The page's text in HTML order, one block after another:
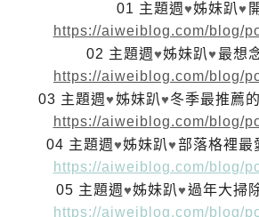
01 主題週♥姊妹趴♥
https://aiweiblog.com/blog/
02 主題週♥姊妹趴♥ 最想
https://aiweiblog.com/blog/
03 主題週♥姊妹趴♥冬季最推薦
https://aiweiblog.com/blog/
04 主題週♥姊妹趴♥部落格裡最
https://aiweiblog.com/blog/
05 主題週♥姊妹趴♥過年大掃
https://aiweiblog.com/blog/